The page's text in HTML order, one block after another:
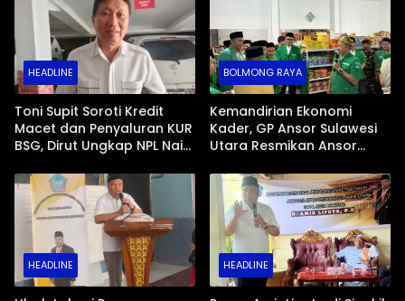
HEADLINE
Toni Supit Soroti Kredit
Macet dan Penyaluran KUR
BSG, Dirut Ungkap NPL Naik
BOLMONG RAYA
Kemandirian Ekonomi
Kader, GP Ansor Sulawesi
Utara Resmikan Ansor
Mongondow
HEADLINE HEADLINE